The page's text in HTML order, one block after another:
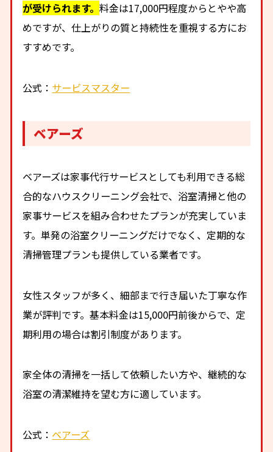
が受けられます。料金は17,000円程度からとやや高
めですが、仕上がりの質と持続性を重視する方にお
すすめです。
公式： サービスマスター
ベアーズ
ベアーズは家事代行サービスとしても利用できる総
合的なハウスクリーニング会社で、浴室清掃と他の
家事サービスを組み合わせたプランが充実していま
す。単発の浴室クリーニングだけでなく、定期的な
清掃管理プランも提供している業者です。
女性スタッフが多く、細部まで行き届いた丁寧な作
業が評判です。基本料金は15,000円前後からで、定
期利用の場合は割引制度があります。
家全体の清掃を一括して依頼したい方や、継続的な
浴室の清潔維持を望む方に適しています。
公式： ベアーズ